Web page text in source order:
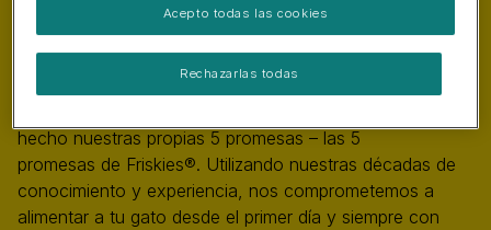
Desde el día en que traes a tu gato a casa, tienes un
compromiso. Una promesa de mantenerlo feliz
hecho nuestras propias 5 promesas – las 5
promesas de Friskies®. Utilizando nuestras décadas de
conocimiento y experiencia, nos comprometemos a
alimentar a tu gato desde el primer día y siempre con
Rechazarlas todas
Acepto todas las cookies